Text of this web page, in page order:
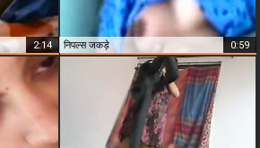
2:14 निपल्स जकड़े 0:59